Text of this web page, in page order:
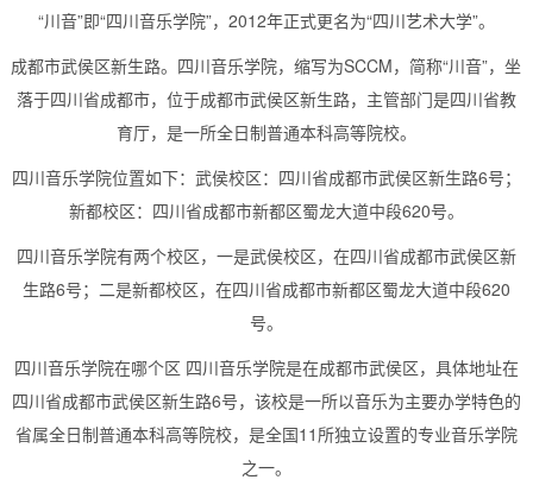
“川音”即“四川音乐学院”，2012年正式更名为“四川艺术大学”。
成都市武侯区新生路。四川音乐学院，缩写为SCCM，简称“川音”，坐
落于四川省成都市，位于成都市武侯区新生路，主管部门是四川省教
育厅，是一所全日制普通本科高等院校。
四川音乐学院位置如下：武侯校区：四川省成都市武侯区新生路6号；
新都校区：四川省成都市新都区蜀龙大道中段620号。
四川音乐学院有两个校区，一是武侯校区，在四川省成都市武侯区新
生路6号；二是新都校区，在四川省成都市新都区蜀龙大道中段620
号。
四川音乐学院在哪个区 四川音乐学院是在成都市武侯区，具体地址在
四川省成都市武侯区新生路6号，该校是一所以音乐为主要办学特色的
省属全日制普通本科高等院校，是全国11所独立设置的专业音乐学院
之一。